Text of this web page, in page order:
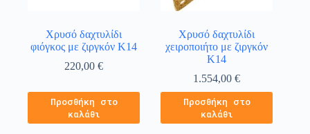
Χρυσό δαχτυλίδι
φιόγκος με ζιργκόν Κ14
220,00€
Προσθήκη στο
καλάθι
Χρυσό δαχτυλίδι
χειροποιήτο με ζιργκόν
Κ14
1.554,00€
Προσθήκη στο
καλάθι